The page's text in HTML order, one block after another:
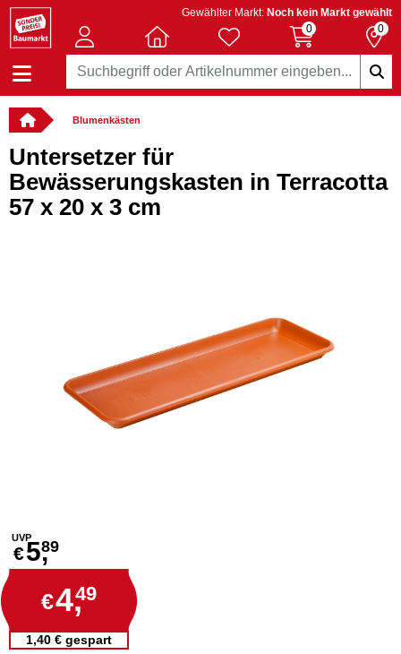
Gewählter Markt: Noch kein Markt gewählt
0
0
Blumenkästen
Untersetzer für
Bewässerungskasten in Terracotta
57 x 20 x 3 cm
UVP
€5,89
€4,49
1,40 € gespart